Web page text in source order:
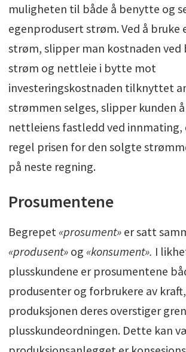
muligheten til både å benytte og
egenprodusert strøm. Ved å bruke
strøm, slipper man kostnaden ved
strøm og nettleie i bytte mot
investeringskostnaden tilknyttet
strømmen selges, slipper kunden
nettleiens fastledd ved innmating,
regel prisen for den solgte
på neste regning.
Prosumentene
Begrepet «prosument» er satt
«produsent»og «konsument». I
plusskundene er prosumentene
produsenter og forbrukere av
produksjonen deres overstiger
plusskundeordningen. Dette kan